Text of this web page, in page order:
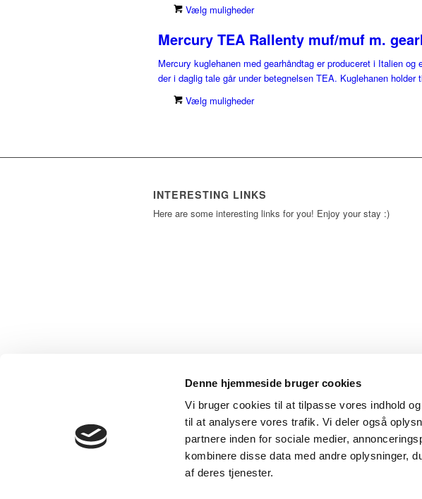
Denne hjemmeside bruger cookies
Vi bruger cookies til at tilpasse vores indhold
til at analysere vores trafik. Vi deler også
partnere inden for sociale medier,
kombinere disse data med andre oplysninger,
af deres tjenester.
Vælg muligheder
Mercury TEA Rallenty muf/muf m.
Mercury kuglehanen med gearhåndtag er produceret i Italien
der i daglig tale går under betegnelsen TEA. Kuglehanen
Vælg muligheder
INTERESTING LINKS
Here are some interesting links for you! Enjoy your stay :)
© Copyright - Grameta